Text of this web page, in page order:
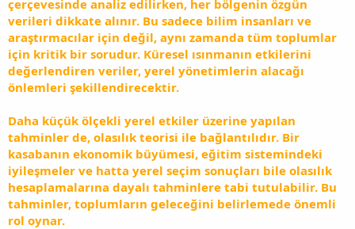
çerçevesinde analiz edilirken, her bölgenin özgün
verileri dikkate alınır. Bu sadece bilim insanları ve
araştırmacılar için değil, aynı zamanda tüm toplumlar
için kritik bir sorudur. Küresel ısınmanın etkilerini
değerlendiren veriler, yerel yönetimlerin alacağı
önlemleri şekillendirecektir.
Daha küçük ölçekli yerel etkiler üzerine yapılan
tahminler de, olasılık teorisi ile bağlantılıdır. Bir
kasabanın ekonomik büyümesi, eğitim sistemindeki
iyileşmeler ve hatta yerel seçim sonuçları bile olasılık
hesaplamalarına dayalı tahminlere tabi tutulabilir. Bu
tahminler, toplumların geleceğini belirlemede önemli
rol oynar.